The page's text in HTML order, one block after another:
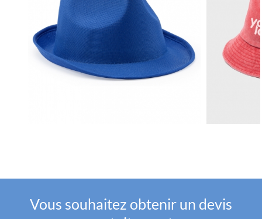
Vous souhaitez obtenir un devis